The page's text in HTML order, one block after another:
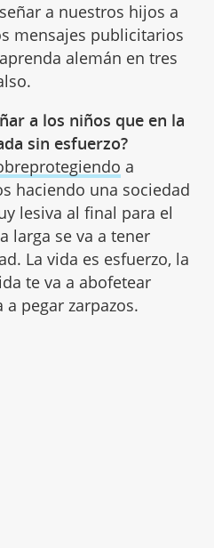
a nuestros hijos a
mensajes publicitarios
alemán en tres
a los niños que en la
sin esfuerzo?
a
haciendo una sociedad
lesiva al final para el
larga se va a tener
La vida es esfuerzo, la
te va a abofetear
a pegar zarpazos.